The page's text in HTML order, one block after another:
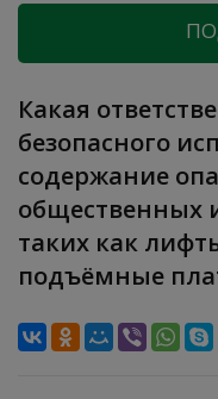
Какая ответственность за нарушение
безопасного
содержание
общественных
таких как
подъёмные